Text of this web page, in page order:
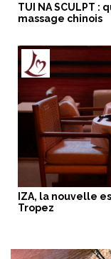
TUI NA SCULPT
massage chinois
IZA, la nouvelle
Tropez